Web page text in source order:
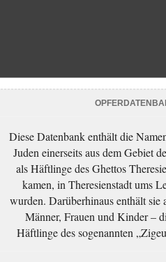
Diese Datenbank enthält die
Juden einerseits aus dem Gebiet
als Häftlinge des Ghettos
kamen, in Theresienstadt ums
wurden. Darüberhinaus enthält
Männer, Frauen und Kinder –
Häftlinge des sogenannten